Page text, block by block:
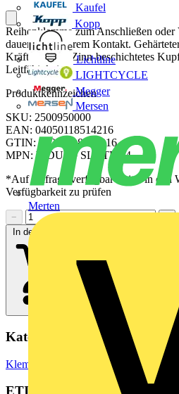
Kaufel
Kopp
Lichtline
LIGHTCYCLE
Megger
Mersen
Merten
Reihenklemme zum Anschließen
dauerhaft sicherem Kontakt.
Kräften stand, Zinn-beschichtetes
Leitfähigkeit.
Produktkennzeichen
SKU: 2500950000
EAN: 04050118514216
GTIN: 04050118514216
MPN: WDU 10 SL STB 14
*Auf Anfrage verfügbar - bitte in den
Verfügbarkeit zu prüfen
−
In den Warenkorb
Kategorien
Klemmen, Steckverbinder &
ETIM Group